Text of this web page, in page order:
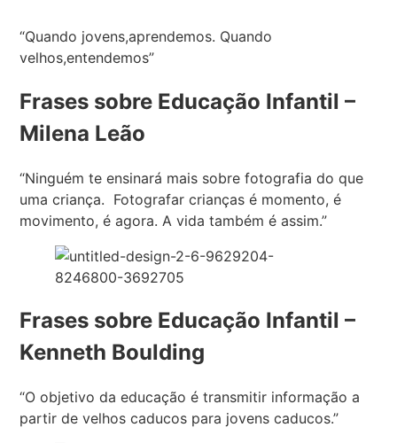
“Quando jovens,aprendemos. Quando
velhos,entendemos”
Frases sobre Educação Infantil –
Milena Leão
“Ninguém te ensinará mais sobre fotografia do que
uma criança. Fotografar crianças é momento, é
movimento, é agora. A vida também é assim.”
Frases sobre Educação Infantil –
Kenneth Boulding
“O objetivo da educação é transmitir informação a
partir de velhos caducos para jovens caducos.”